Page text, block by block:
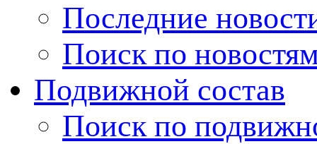
Последние
Поиск по
Подвижной состав
Поиск по